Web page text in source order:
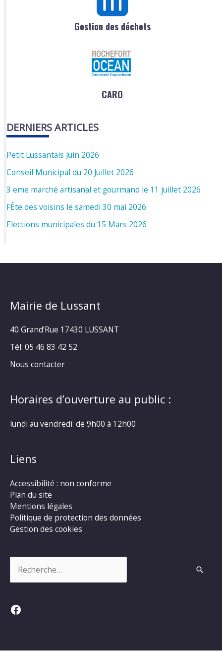
Gestion des déchets
CARO
DERNIERS ARTICLES
Petit Lussantais Juin 2026
Conseil Municipal du 20 Juillet 2026
3 eme marché artisanal et gourmand le 11 juillet 2026
FÊte des voisins le samedi 30 mai 2026
Elections municipales du 15 Mars 2026
Mairie de Lussant
40 Grand’Rue 17430 LUSSANT
Tél: 05 46 83 42 52
Nous contacter
Horaires d’ouverture au public :
lundi au vendredi: de 9h00 à 12h00
Liens
Accessibilité : non conforme
Plan du site
Mentions légales
Politique de protection des données
Gestion des cookies
Facebook